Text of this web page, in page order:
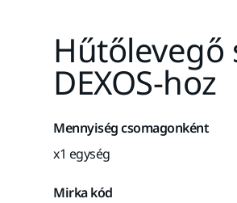
Hűtőlevegő
DEXOS-hoz
Mennyiség csomagonként
x1 egység
Mirka kód